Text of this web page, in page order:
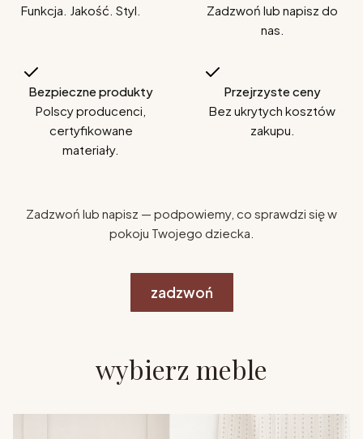
Funkcja. Jakość. Styl.
Zadzwoń lub napisz do
nas.
Bezpieczne produkty
Polscy producenci,
certyfikowane
materiały.
Przejrzyste ceny
Bez ukrytych kosztów
zakupu.
Zadzwoń lub napisz — podpowiemy, co sprawdzi się w
pokoju Twojego dziecka.
zadzwoń
wybierz meble